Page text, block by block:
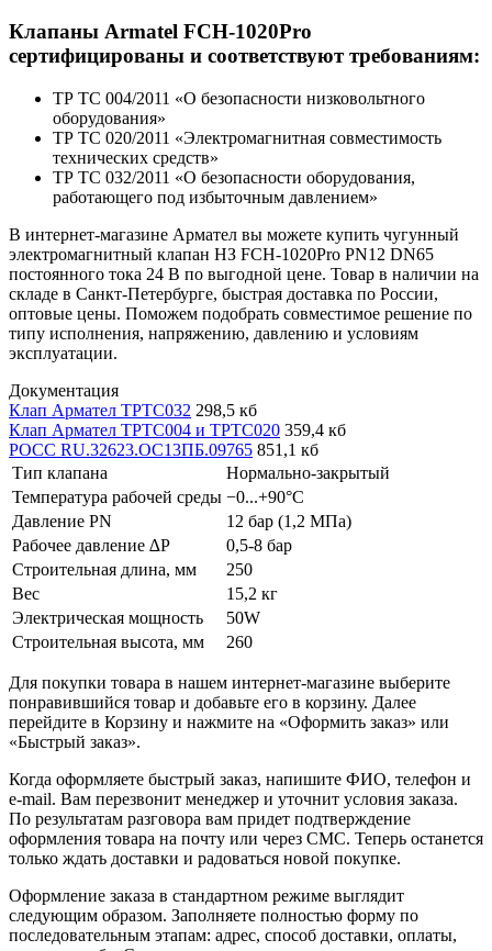
Клапаны Armatel FCH-1020Pro
сертифицированы и соответствуют требованиям:
ТР ТС 004/2011 «О безопасности низковольтного
оборудования»
ТР ТС 020/2011 «Электромагнитная совместимость
технических средств»
ТР ТС 032/2011 «О безопасности оборудования,
работающего под избыточным давлением»
В интернет-магазине Армател вы можете купить чугунный
электромагнитный клапан НЗ FCH-1020Pro PN12 DN65
постоянного тока 24 В по выгодной цене. Товар в наличии на
складе в Санкт-Петербурге, быстрая доставка по России,
оптовые цены. Поможем подобрать совместимое решение по
типу исполнения, напряжению, давлению и условиям
эксплуатации.
Документация
Клап Армател ТРТС032 298,5 кб
Клап Армател ТРТС004 и ТРТС020 359,4 кб
РОСС RU.32623.ОС13ПБ.09765 851,1 кб
Тип клапана
Нормально-закрытый
Температура рабочей среды −0...+90°С
Давление PN
12 бар (1,2 МПа)
Рабочее давление ∆P
0,5-8 бар
Строительная длина, мм
250
Вес
15,2 кг
Электрическая мощность
50W
Строительная высота, мм
260
Для покупки товара в нашем интернет-магазине выберите
понравившийся товар и добавьте его в корзину. Далее
перейдите в Корзину и нажмите на «Оформить заказ» или
«Быстрый заказ».
Когда оформляете быстрый заказ, напишите ФИО, телефон и
e-mail. Вам перезвонит менеджер и уточнит условия заказа.
По результатам разговора вам придет подтверждение
оформления товара на почту или через СМС. Теперь останется
только ждать доставки и радоваться новой покупке.
Оформление заказа в стандартном режиме выглядит
следующим образом. Заполняете полностью форму по
последовательным этапам: адрес, способ доставки, оплаты,